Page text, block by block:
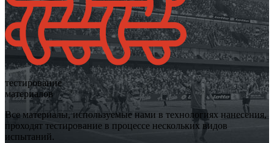
тестирование
материалов
Все материалы, используемые нами в технологиях нанесения,
проходят тестирование в процессе нескольких видов
испытаний.